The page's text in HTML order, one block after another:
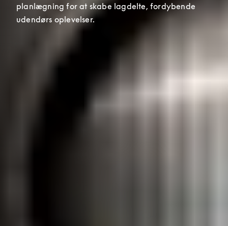
planlægning for at skabe lagdelte, fordybende
udendørs oplevelser.